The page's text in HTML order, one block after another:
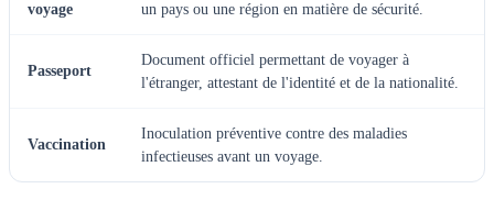
voyage
un pays ou une région en matière de sécurité.
Passeport
Document officiel permettant de voyager à
l'étranger, attestant de l'identité et de la nationalité.
Vaccination
Inoculation préventive contre des maladies
infectieuses avant un voyage.